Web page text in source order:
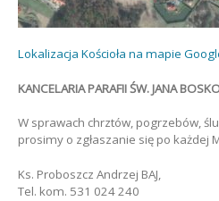
Lokalizacja Kościoła na mapie
KANCELARIA PARAFII ŚW. JANA
W sprawach chrztów, pogrzebów,
prosimy o zgłaszanie się po każdej
Ks. Proboszcz Andrzej BAJ,
Tel. kom. 531 024 240